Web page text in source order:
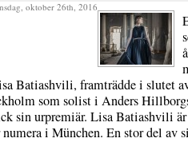
oktober 26th, 2016
Batiashvili, framträdde i slutet
som solist i Anders
sin urpremiär. Lisa Batiashvili är
i München. En stor del av